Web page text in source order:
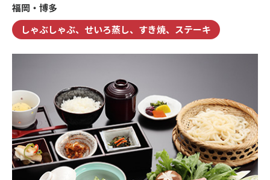
福岡・博多
しゃぶしゃぶ、せいろ蒸し、すき焼、ステーキ